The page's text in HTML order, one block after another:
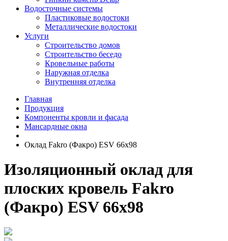
Водосточные системы
Пластиковые водостоки
Металлические водостоки
Услуги
Строительство домов
Строительство беседо
Кровельные работы
Наружная отделка
Внутренняя отделка
Главная
Продукция
Компоненты кровли и фасада
Мансардные окна
Оклад Fakro (Факро) ESV 66х98
Изоляционный оклад для
плоских кровель Fakro
(Факро) ESV 66х98